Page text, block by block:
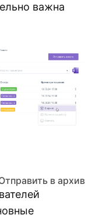
важна
в архив